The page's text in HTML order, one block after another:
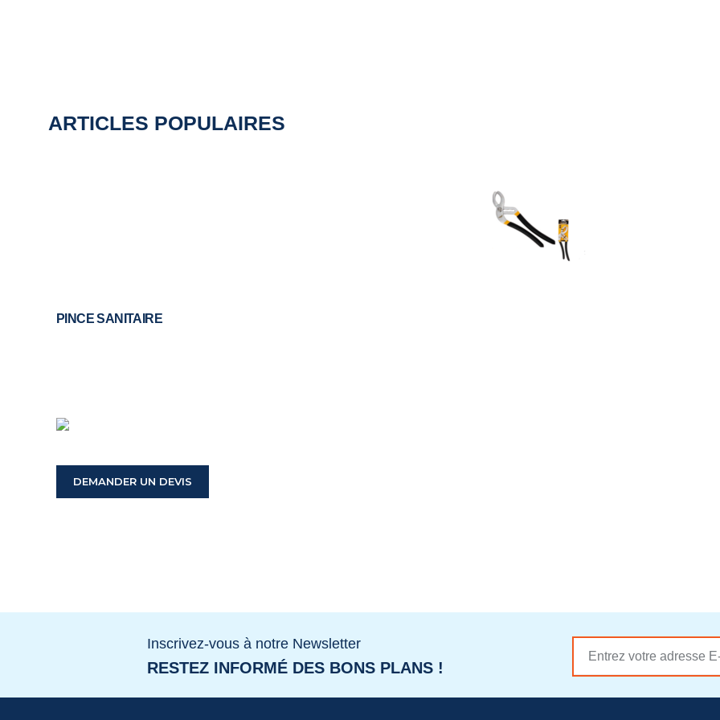
ARTICLES POPULAIRES
PINCE SANITAIRE
DEMANDER UN DEVIS
Inscrivez-vous à notre Newsletter
RESTEZ INFORMÉ DES BONS PLANS !